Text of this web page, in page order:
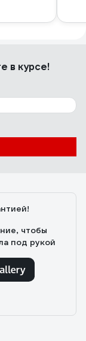
в курсе!
чтобы
под рукой